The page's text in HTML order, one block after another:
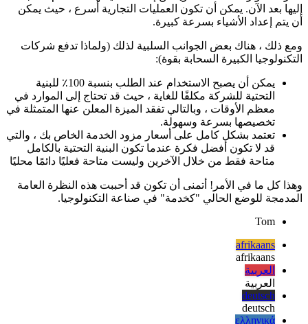
يعد استخدام السحابة كمكان مركزي (وأيضًا آخر مكان في بيئة
لامركزية تمامًا) أمرًا رائعًا لجميع الميزات المعلن عنها التي يكتسبها
إليها بعد الآن. يمكن أن تكون العمليات التجارية أسرع ، حيث يمكن
أن يتم إعداد الأشياء بسرعة كبيرة.
ومع ذلك ، هناك بعض الجوانب السلبية لذلك (ولماذا تدفع شركات
التكنولوجيا الكبيرة السحابة بقوة):
التحتية للشركة مكلفًا للغاية ، حيث قد تحتاج إلى الموارد في
معظم الأوقات ، وبالتالي تفقد الميزة المعلن عنها المتمثلة في
تخصيصها بسرعة وسهولة.
قد لا تكون أفضل فكرة عندما تكون البنية التحتية بالكامل
متاحة فقط من خلال الآخرين وليست متاحة فعليًا دائمًا محليًا
وهذا كل ما في الأمر! أتمنى أن تكون قد أحببت هذه النظرة العامة
المدمجة للوضع الحالي "كخدمة" في صناعة التكنولوجيا.
Tom
afrikaans
afrikaans
العربية